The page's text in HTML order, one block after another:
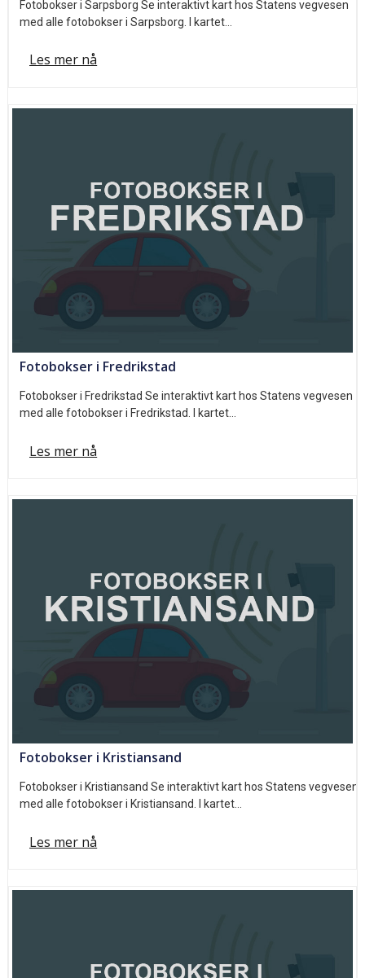
Fotobokser i Sarpsborg Se interaktivt kart hos Statens vegvesen
med alle fotobokser i Sarpsborg. I kartet…
Les mer nå
Fotobokser i Fredrikstad
Fotobokser i Fredrikstad Se interaktivt kart hos Statens vegvesen
med alle fotobokser i Fredrikstad. I kartet…
Les mer nå
Fotobokser i Kristiansand
Fotobokser i Kristiansand Se interaktivt kart hos Statens vegvesen
med alle fotobokser i Kristiansand. I kartet…
Les mer nå